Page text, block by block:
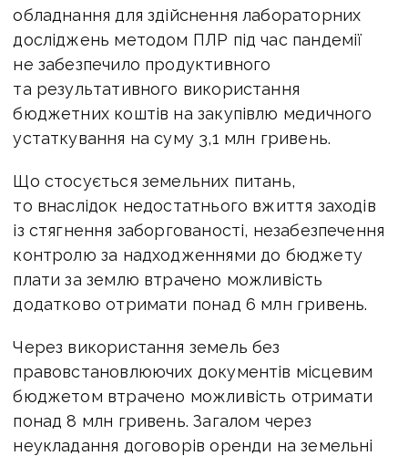
обладнання для здійснення лабораторних
досліджень методом ПЛР під час пандемії
не забезпечило продуктивного
та результативного використання
бюджетних коштів на закупівлю медичного
устаткування на суму 3,1 млн гривень.
Що стосується земельних питань,
то внаслідок недостатнього вжиття заходів
із стягнення заборгованості, незабезпечення
контролю за надходженнями до бюджету
плати за землю втрачено можливість
додатково отримати понад 6 млн гривень.
Через використання земель без
правовстановлюючих документів місцевим
бюджетом втрачено можливість отримати
понад 8 млн гривень. Загалом через
неукладання договорів оренди на земельні